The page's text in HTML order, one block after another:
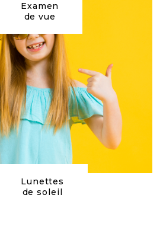
Examen
de vue
Lunettes
de soleil